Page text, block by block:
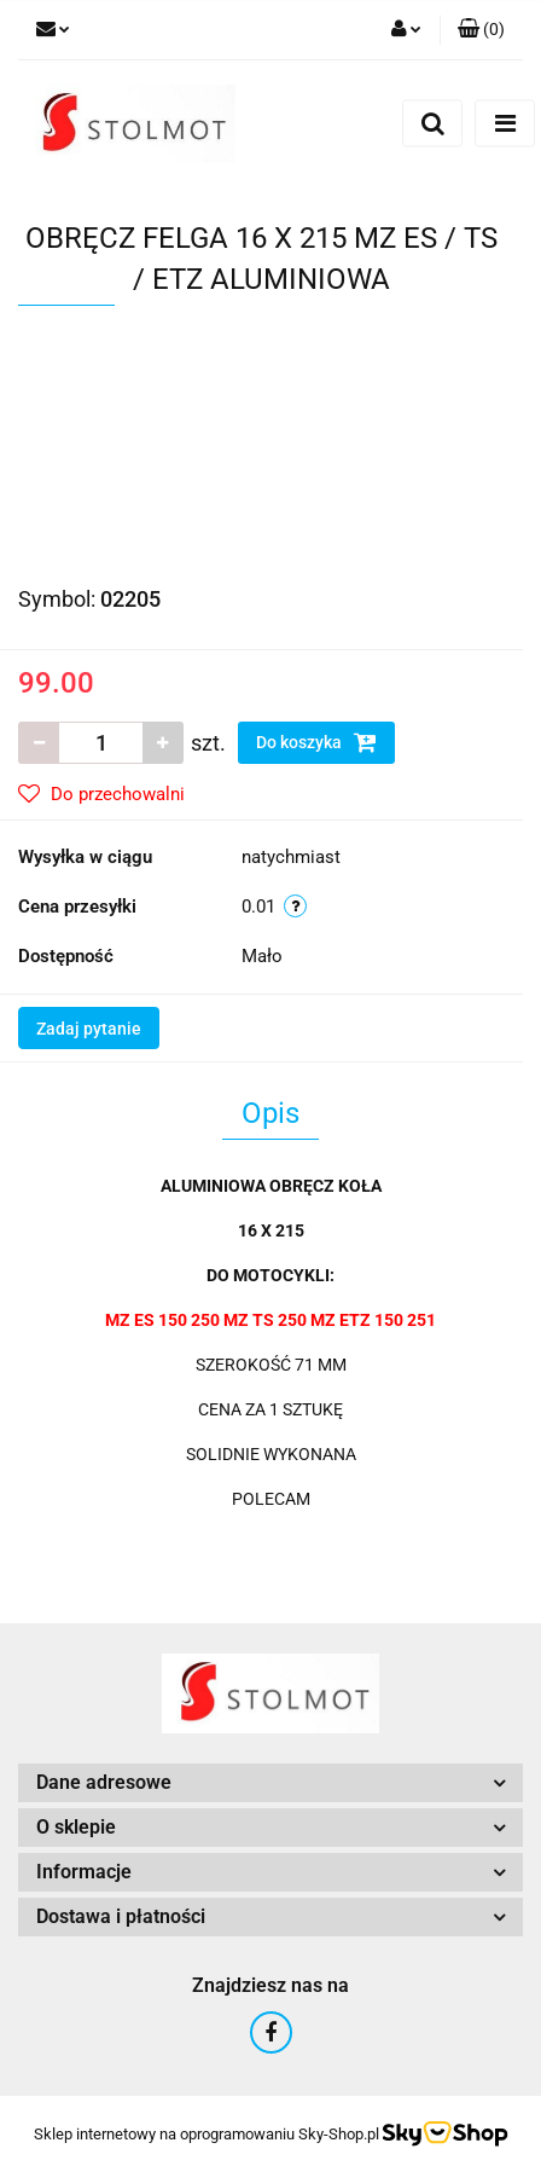
(0)
OBRĘCZ FELGA 16 X 215 MZ ES / TS
/ ETZ ALUMINIOWA
Symbol: 02205
99.00
szt. Do koszyka
Do przechowalni
Wysyłka w ciągu natychmiast
Cena przesyłki 0.01
Dostępność Mało
Zadaj pytanie
Opis
ALUMINIOWA OBRĘCZ KOŁA
16 X 215
DO MOTOCYKLI:
MZ ES 150 250 MZ TS 250 MZ ETZ 150 251
SZEROKOŚĆ 71 MM
CENA ZA 1 SZTUKĘ
SOLIDNIE WYKONANA
POLECAM
Dane adresowe
O sklepie
Informacje
Dostawa i płatności
Znajdziesz nas na
Sklep internetowy na oprogramowaniu Sky-Shop.pl